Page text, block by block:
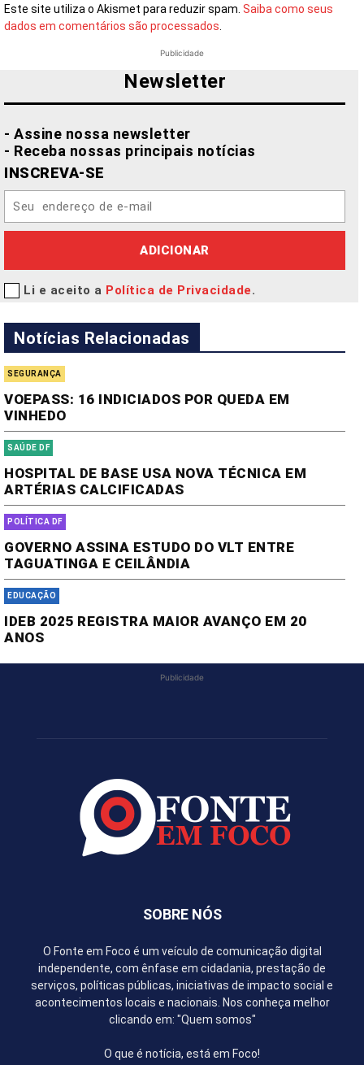
Este site utiliza o Akismet para reduzir spam. Saiba como seus
dados em comentários são processados
Publicidade
Newsletter
- Assine nossa newsletter
- Receba nossas principais notícias
INSCREVA-SE
ADICIONAR
Li e aceito a Política de Privacidade.
Notícias Relacionadas
SEGURANÇA
VOEPASS: 16 INDICIADOS POR QUEDA EM
VINHEDO
SAÚDE DF
HOSPITAL DE BASE USA NOVA TÉCNICA EM
ARTÉRIAS CALCIFICADAS
POLÍTICA DF
GOVERNO ASSINA ESTUDO DO VLT ENTRE
TAGUATINGA E CEILÂNDIA
EDUCAÇÃO
IDEB 2025 REGISTRA MAIOR AVANÇO EM 20
ANOS
Publicidade
SOBRE NÓS
O Fonte em Foco é um veículo de comunicação digital
independente, com ênfase em cidadania, prestação de
serviços, políticas públicas, iniciativas de impacto social e
acontecimentos locais e nacionais. Nos conheça melhor
clicando em: "Quem somos"
O que é notícia, está em Foco!